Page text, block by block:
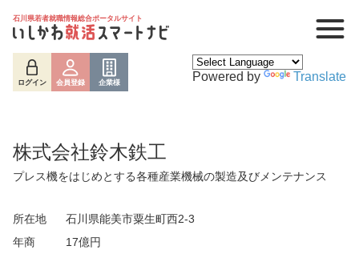
石川県若者就職情報総合ポータルサイト
ログイン 会員登録 企業様 Powered by Translate
株式会社鈴木鉄工
プレス機をはじめとする各種産業機械の製造及びメンテナンス
所在地
石川県能美市粟生町西2-3
年商
17億円